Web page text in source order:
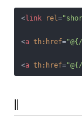
<link rel=
<a th:href=
<a th:href=
||